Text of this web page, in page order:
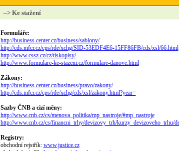
--> Ke stažení
Formuláře:
http://business.center.cz/business/sablony/
http://cds.mfcr.cz/cps/rde/xchg/SID-53EDF4E6-15FF86FB/cds/xsl/66.html
http://www.cssz.cz/cz/tiskopisy/
http://www.formulare-ke-stazeni.cz/formulare-danove.html
Zákony:
http://business.center.cz/business/pravo/zakony/
http://cds.mfcr.cz/cps/rde/xchg/cds/xsl/zakony.html?year=
Sazby ČNB a cizí měny:
http://www.cnb.cz/cs/menova_politika/mp_nastroje/#mp_nastroje
http://www.cnb.cz/cs/financni_trhy/devizovy_trh/kurzy_devizoveho_trhu/
Registry:
obchodní rejstřík: www.justice.cz